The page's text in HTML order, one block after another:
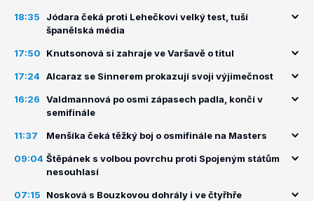
18:35
Jódara čeká proti Lehečkovi velký test, tuší
španělská média
17:50 Knutsonová si zahraje ve Varšavě o titul
17:24 Alcaraz se Sinnerem prokazují svoji výjimečnost
16:26
Valdmannová po osmi zápasech padla, končí v
semifinále
11:37 Menšíka čeká těžký boj o osmifinále na Masters
09:04 Štěpánek s volbou povrchu proti Spojeným státům
nesouhlasí
07:15 Nosková s Bouzkovou dohrály i ve čtyřhře